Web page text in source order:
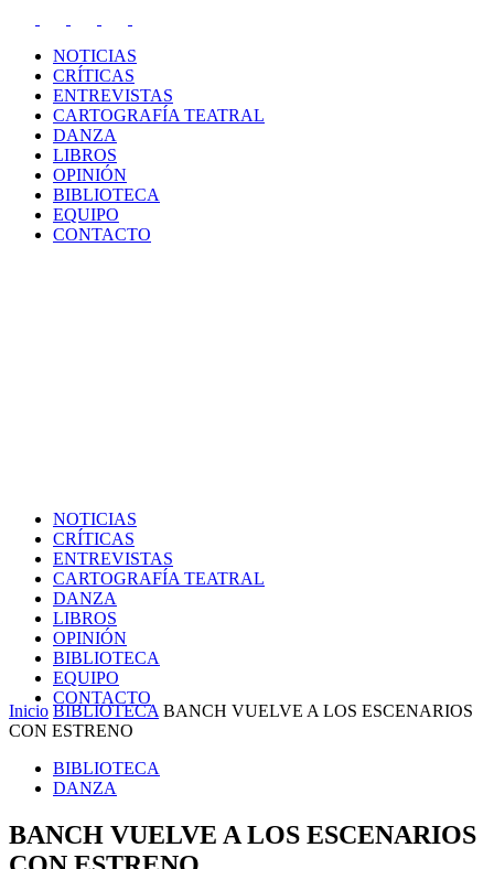
NOTICIAS
CRÍTICAS
ENTREVISTAS
CARTOGRAFÍA TEATRAL
DANZA
LIBROS
OPINIÓN
BIBLIOTECA
EQUIPO
CONTACTO
NOTICIAS
CRÍTICAS
ENTREVISTAS
CARTOGRAFÍA TEATRAL
DANZA
LIBROS
OPINIÓN
BIBLIOTECA
EQUIPO
CONTACTO
Inicio BIBLIOTECA BANCH VUELVE A LOS ESCENARIOS
CON ESTRENO
BIBLIOTECA
DANZA
BANCH VUELVE A LOS ESCENARIOS